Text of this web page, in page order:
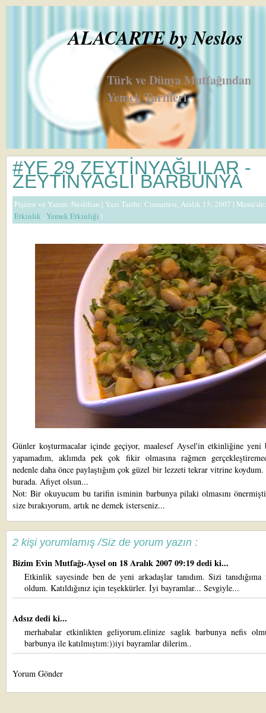
ALACARTE by Neslos
Türk ve Dünya Mutfağından
Yemek Tarifleri
#YE 29 ZEYTİNYAĞLILAR -
ZEYTİNYAĞLI BARBUNYA
Pişiren ve Yazan: Neslihan | Yazı Tarihi: Cumartesi, Aralık 15, 2007 | Menü'de:
Etkinlik ,Yemek Etkinliği |
Günler koşturmacalar içinde geçiyor, maalesef Aysel'in etkinliğine yeni
yapamadım, aklımda pek çok fikir olmasına rağmen
nedenle daha önce paylaştığım çok güzel bir lezzeti tekrar vitrine
burada. Afiyet olsun...
Not: Bir okuyucum bu tarifin isminin barbunya pilaki olmasını
size bırakıyorum, artık ne demek isterseniz...
2 kişi yorumlamış /Siz de yorum yazın :
Bizim Evin Mutfağı-Ayselon 18 Aralık 2007 09:19 dedi ki...
Etkinlik sayesinde ben de yeni arkadaşlar tanıdım. Sizi tanıdığıma
oldum. Katıldığınız için teşekkürler. İyi bayramlar... Sevgiyle...
Adsız dedi ki...
merhabalar etkinlikten geliyorum.elinize saglık barbunya nefis
barbunya ile katılmıştım:))iyi bayramlar dilerim..
Yorum Gönder